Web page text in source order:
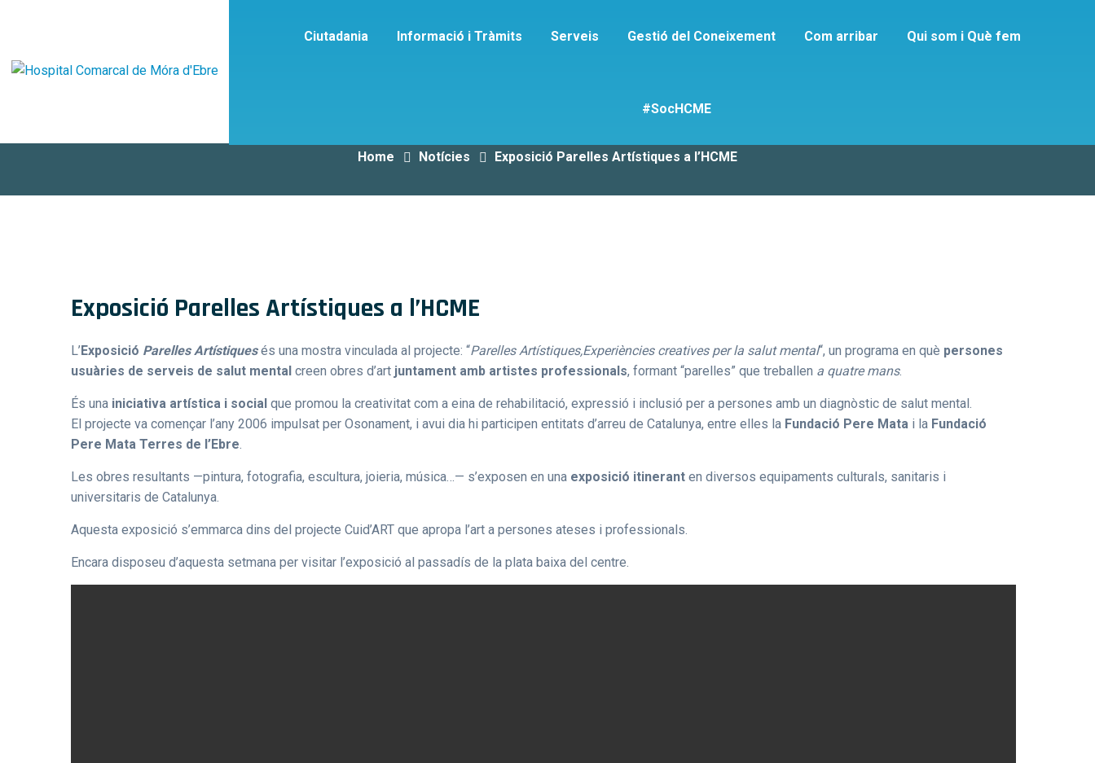
Ciutadania Informació i Tràmits Serveis Gestió del Coneixement Com arribar Qui som i Què fem
#SocHCME
Detall de Publicació
Home Notícies Exposició Parelles Artístiques a l’HCME
Exposició Parelles Artístiques a l’HCME
L’Exposició Parelles Artístiquesés una mostra vinculada al projecte: “Parelles Artístiques,Experiències creatives per la salut mental“, un programa en què persones
usuàries de serveis de salut mental creen obres d’art juntament amb artistes professionals, formant “parelles” que treballen a quatre mans.
És una iniciativa artística i social que promou la creativitat com a eina de rehabilitació, expressió i inclusió per a persones amb un diagnòstic de salut mental.
El projecte va començar l’any 2006 impulsat per Osonament, i avui dia hi participen entitats d’arreu de Catalunya, entre elles la Fundació Pere Mata i la Fundació
Pere Mata Terres de l’Ebre.
Les obres resultants —pintura, fotografia, escultura, joieria, música…— s’exposen en una exposició itinerant en diversos equipaments culturals, sanitaris i
universitaris de Catalunya.
Aquesta exposició s’emmarca dins del projecte Cuid’ART que apropa l’art a persones ateses i professionals.
Encara disposeu d’aquesta setmana per visitar l’exposició al passadís de la plata baixa del centre.